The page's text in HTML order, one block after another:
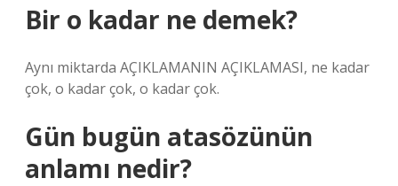
Bir o kadar ne demek?
Aynı miktarda AÇIKLAMANIN AÇIKLAMASI, ne kadar
çok, o kadar çok, o kadar çok.
Gün bugün atasözünün
anlamı nedir?